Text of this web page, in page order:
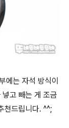
에는 자석 방식이
고 빼는 게 조금
천드립니다. ^^;